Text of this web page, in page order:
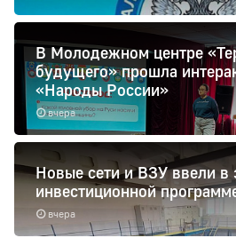
вчера
В Молодежном центре
будущего» прошла
«Народы России»
вчера
Новые сети и ВЗУ ввели в
инвестиционной